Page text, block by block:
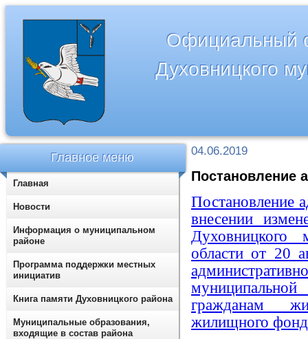
Официальный
Духовницкого
04.06.2019
Постановление
Постановление
внесении
Духовницкого
области от 20
гражданам
жилищного
Главное меню
Главная
Новости
Информация о муниципальном
районе
Программа поддержки местных
инициатив
Книга памяти Духовницкого района
Муниципальные образования,
входящие в состав района